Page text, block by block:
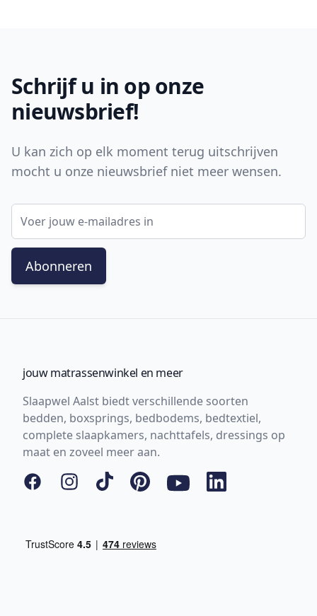
Schrijf u in op onze
nieuwsbrief!
U kan zich op elk moment terug uitschrijven
mocht u onze nieuwsbrief niet meer wensen.
E-mail adres
Abonneren
jouw matrassenwinkel en meer
Slaapwel Aalst biedt verschillende soorten
bedden, boxsprings, bedbodems, bedtextiel,
complete slaapkamers, nachttafels, dressings op
maat en zoveel meer aan.
FacebookInstagram
Tiktok PinterestYouTubeLinkedIn